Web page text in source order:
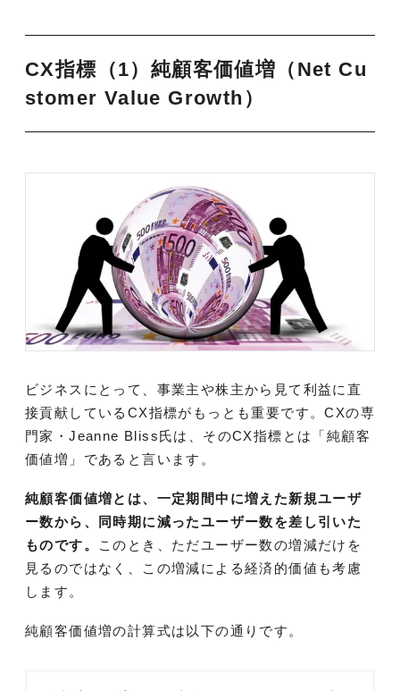
CX指標（1）純顧客価値増（Net Cu
stomer Value Growth）
ビジネスにとって、事業主や株主から見て利益に直
接貢献しているCX指標がもっとも重要です。CXの専
門家・Jeanne Bliss氏は、そのCX指標とは「純顧客
価値増」であると言います。
純顧客価値増とは、一定期間中に増えた新規ユーザ
ー数から、同時期に減ったユーザー数を差し引いた
ものです。
このとき、ただユーザー数の増減だけを
見るのではなく、この増減による経済的価値も考慮
します。
純顧客価値増の計算式は以下の通りです。